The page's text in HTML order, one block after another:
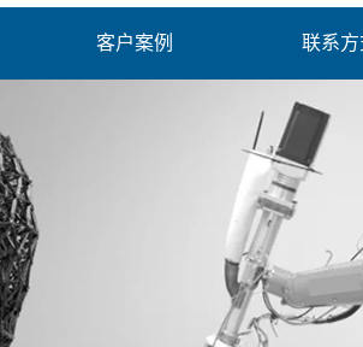
客户案例 联系方